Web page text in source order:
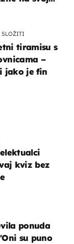
kviz bez
ponuda
su puno
SLOŽITI
tiramisu s
–
jako je fin